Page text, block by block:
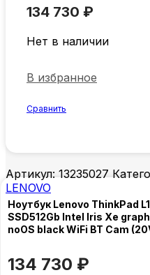
134 730 ₽
Нет в наличии
В избранное
Сравнить
Артикул:13235027
LENOVO
Ноутбук Lenovo ThinkPad
SSD512Gb Intel Iris Xe
noOS black WiFi BT Cam
134 730 ₽